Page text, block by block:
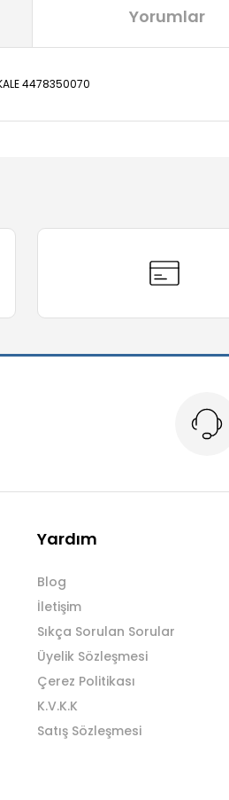
Yorumlar
4478350070
Yardım
Blog
İletişim
Sıkça Sorulan Sorular
Üyelik Sözleşmesi
Çerez Politikası
K.V.K.K
Satış Sözleşmesi